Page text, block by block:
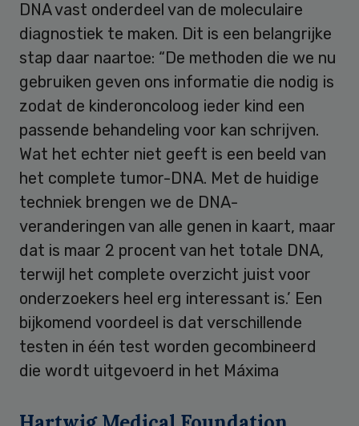
DNA vast onderdeel van de moleculaire
diagnostiek te maken. Dit is een belangrijke
stap daar naartoe: “De methoden die we nu
gebruiken geven ons informatie die nodig is
zodat de kinderoncoloog ieder kind een
passende behandeling voor kan schrijven.
Wat het echter niet geeft is een beeld van
het complete tumor-DNA. Met de huidige
techniek brengen we de DNA-
veranderingen van alle genen in kaart, maar
dat is maar 2 procent van het totale DNA,
terwijl het complete overzicht juist voor
onderzoekers heel erg interessant is.’ Een
bijkomend voordeel is dat verschillende
testen in één test worden gecombineerd
die wordt uitgevoerd in het Máxima